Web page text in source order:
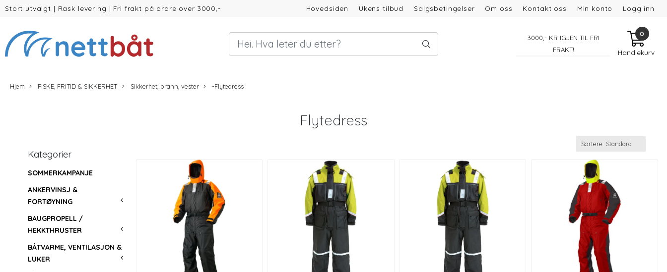
Stort utvalgt | Rask levering | Fri frakt på ordre over 3000,-
Hovedsiden Ukens tilbud Salgsbetingelser Om oss Kontakt oss Min konto Logg inn
3000 ,- KR IGJEN TIL FRI
FRAKT!
0
Handlekurv
Hjem FISKE, FRITID & SIKKERHET Sikkerhet, brann, vester -Flytedress
Flytedress
Kategorier
SOMMERKAMPANJE
ANKERVINSJ &
FORTØYNING
BAUGPROPELL /
HEKKTHRUSTER
BÅTVARME, VENTILASJON &
LUKER